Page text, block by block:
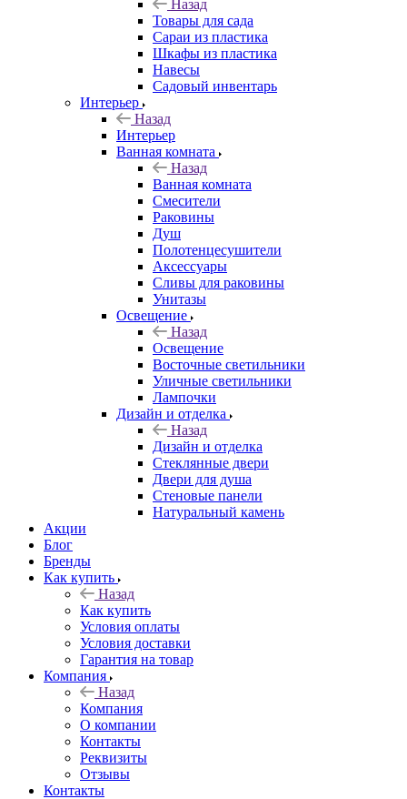
Назад
Товары для сада
Сараи из пластика
Шкафы из пластика
Навесы
Садовый инвентарь
Интерьер
Назад
Интерьер
Ванная комната
Назад
Ванная комната
Смесители
Раковины
Душ
Полотенцесушители
Аксессуары
Сливы для раковины
Унитазы
Освещение
Назад
Освещение
Восточные светильники
Уличные светильники
Лампочки
Дизайн и отделка
Назад
Дизайн и отделка
Стеклянные двери
Двери для душа
Стеновые панели
Натуральный камень
Акции
Блог
Бренды
Как купить
Назад
Как купить
Условия оплаты
Условия доставки
Гарантия на товар
Компания
Назад
Компания
О компании
Контакты
Реквизиты
Отзывы
Контакты